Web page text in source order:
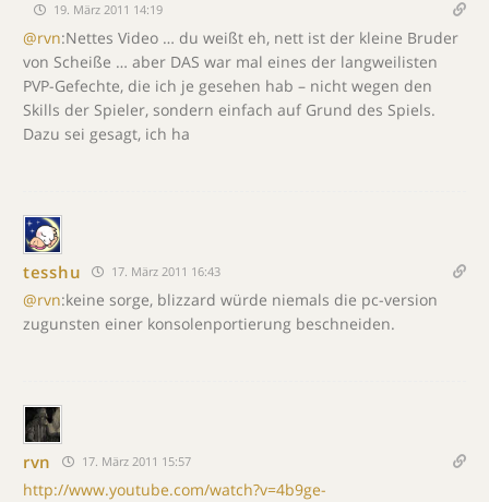
19. März 2011 14:19
@rvn:Nettes Video … du weißt eh, nett ist der kleine Bruder
von Scheiße … aber DAS war mal eines der langweilisten
PVP-Gefechte, die ich je gesehen hab – nicht wegen den
Skills der Spieler, sondern einfach auf Grund des Spiels.
Dazu sei gesagt, ich ha
tesshu 17. März 2011 16:43
@rvn:keine sorge, blizzard würde niemals die pc-version
zugunsten einer konsolenportierung beschneiden.
rvn 17. März 2011 15:57
http://www.youtube.com/watch?v=4b9ge-